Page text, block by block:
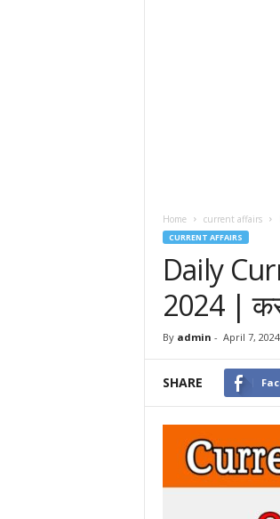
Home current affairs
CURRENT AFFAIRS
Daily
2024 |
By admin - April 7, 2024
SHARE